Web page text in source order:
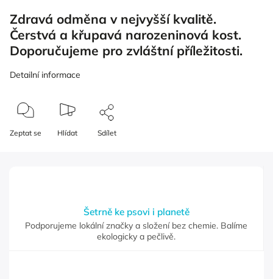
Zdravá odměna v nejvyšší kvalitě.
Čerstvá a křupavá narozeninová kost.
Doporučujeme pro zvláštní příležitosti.
Detailní informace
Zeptat se Hlídat Sdílet
Šetrně ke psovi i planetě
Podporujeme lokální značky a složení bez chemie. Balíme
ekologicky a pečlivě.